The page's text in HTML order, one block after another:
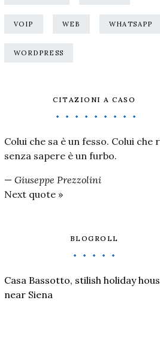
VOIP WEB WHATSAPP
WORDPRESS
CITAZIONI A CASO
Colui che sa è un fesso. Colui che
senza sapere è un furbo.
— Giuseppe Prezzolini
Next quote »
BLOGROLL
Casa Bassotto, stilish holiday
near Siena